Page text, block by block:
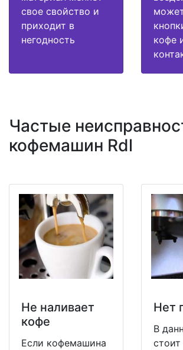
свое свойство и
приходит в
негодность
кофе
Частые
кофемашин Rdl
Не наливает
кофе
Если кофемашина
Нет
В
стоит